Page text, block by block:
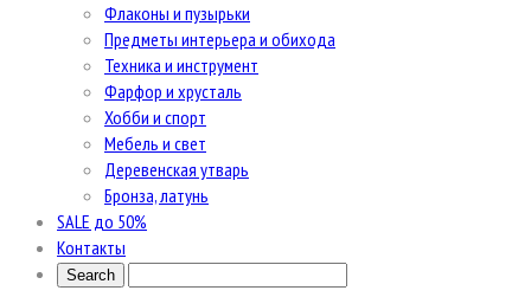
Флаконы и пузырьки
Предметы интерьера и обихода
Техника и инструмент
Фарфор и хрусталь
Хобби и спорт
Мебель и свет
Деревенская утварь
Бронза, латунь
SALE до 50%
Контакты